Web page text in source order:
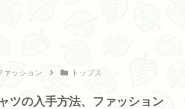
ァッション トップス
ツの入手方法、ファッション